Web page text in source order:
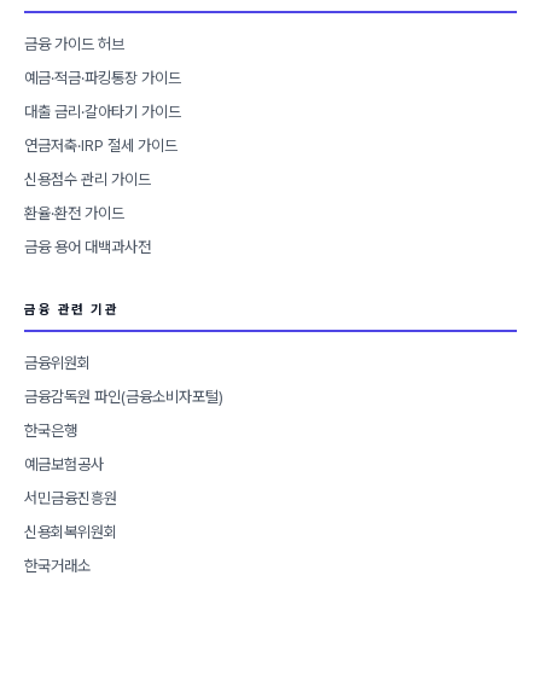
금융 가이드 허브
예금·적금·파킹통장 가이드
대출 금리·갈아타기 가이드
연금저축·IRP 절세 가이드
신용점수 관리 가이드
환율·환전 가이드
금융 용어 대백과사전
금융 관련 기관
금융위원회
금융감독원 파인(금융소비자포털)
한국은행
예금보험공사
서민금융진흥원
신용회복위원회
한국거래소